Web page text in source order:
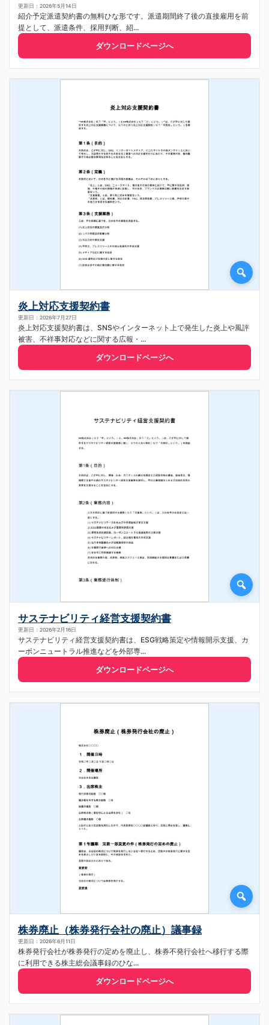
更新日：2026年5月14日
紹介予定派遣契約書の無料ひな形です。派遣期間終了後の直接雇用を前
提として、派遣条件、採用判断、紹...
ダウンロードページへ
炎上対応支援契約書
更新日：2026年7月27日
炎上対応支援契約書は、SNSやインターネット上で発生した炎上や風評
被害、不祥事対応などに関する広報・...
ダウンロードページへ
サステナビリティ経営支援契約書
更新日：2026年2月16日
サステナビリティ経営支援契約書は、ESG戦略策定や情報開示支援、カ
ーボンニュートラル推進などを外部専...
ダウンロードページへ
株券廃止（株券発行会社の廃止）議事録
更新日：2026年6月11日
株券発行会社が株券発行の定めを廃止し、株券不発行会社へ移行する際
に利用できる株主総会議事録のひな...
ダウンロードページへ